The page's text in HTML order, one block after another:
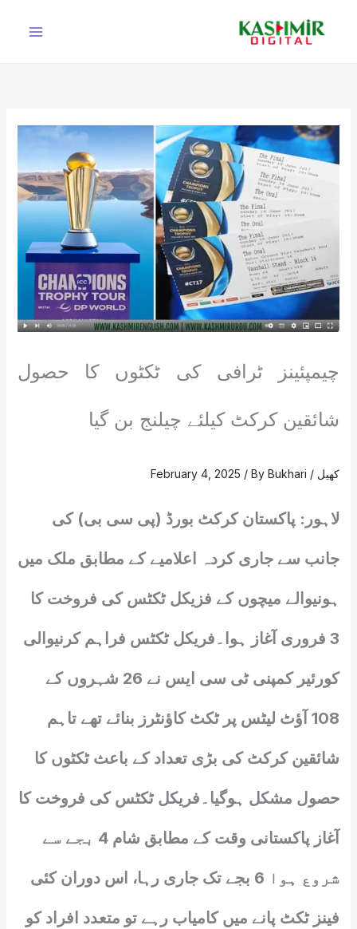
چیمپئینز ٹرافی کی ٹکٹوں کا حصول
شائقین کرکٹ کیلئے چیلنج بن گیا
کھیل /
February 4, 2025 / ByBukhari
لاہور: پاکستان کرکٹ بورڈ (پی سی بی) کی
جانب سے جاری کردہ اعلامیے کے مطابق ملک میں
ہونیوالے میچوں کے فزیکل ٹکٹس کی فروخت کا
3 فروری آغاز ہوا۔فریکل ٹکٹس فراہم کرنیوالی
کورئیر کمپنی ٹی سی ایس نے 26 شہروں کے
108 آؤٹ لیٹس پر ٹکٹ کاؤنٹرز بنائے تھے تاہم
شائقین کرکٹ کی بڑی تعداد کے باعث ٹکٹوں کا
حصول مشکل ہوگیا۔فریکل ٹکٹس کی فروخت کا
آغاز پاکستانی وقت کے مطابق شام 4 بجے سے
شروع ہوا 6 بجے تک جاری رہا، اس دوران کئی
فینز ٹکٹ پانے میں کامیاب رہے تو متعدد افراد کو